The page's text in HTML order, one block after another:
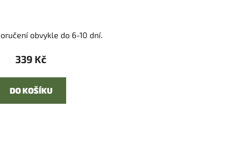
obvykle do 6-10 dní.
339 Kč
DO KOŠÍKU